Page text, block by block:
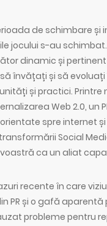
de schimbare și
jocului s-au
dinamic și
învățați și să
și practici. Printre
Web 2.0, un
spre internet
Social
ca un aliat
recente în care
PR și o gafă aparentă
probleme pentru